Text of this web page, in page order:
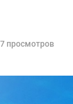
просмотров